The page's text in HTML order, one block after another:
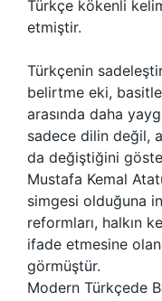
Türkçe kökenli
etmiştir.
Türkçenin
belirtme eki,
arasında daha
sadece dilin değil,
da değiştiğini
Mustafa Kemal
simgesi olduğuna
reformları, halkın
ifade etmesine
görmüştür.
Modern Türkçede